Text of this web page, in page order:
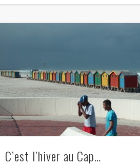
C’est l’hiver au Cap…